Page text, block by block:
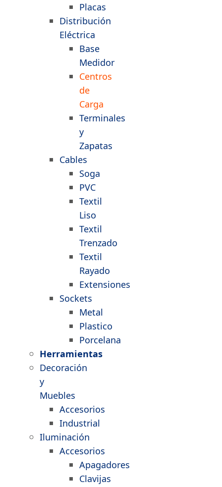
Placas
Distribución
Eléctrica
Base
Medidor
Centros
de
Carga
Terminales
y
Zapatas
Cables
Soga
PVC
Textil
Liso
Textil
Trenzado
Textil
Rayado
Extensiones
Sockets
Metal
Plastico
Porcelana
Herramientas
Decoración
y
Muebles
Accesorios
Industrial
Iluminación
Accesorios
Apagadores
Clavijas